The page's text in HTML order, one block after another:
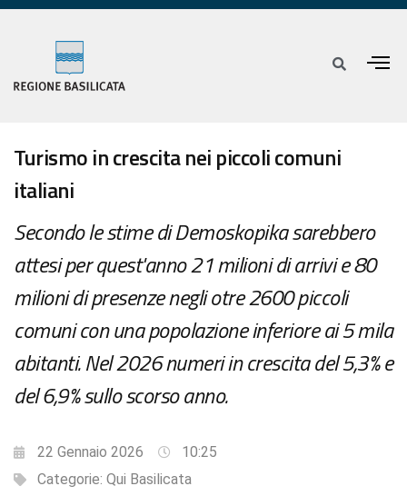
Turismo in crescita nei piccoli comuni
italiani
Secondo le stime di Demoskopika sarebbero
attesi per quest'anno 21 milioni di arrivi e 80
milioni di presenze negli otre 2600 piccoli
comuni con una popolazione inferiore ai 5 mila
abitanti. Nel 2026 numeri in crescita del 5,3% e
del 6,9% sullo scorso anno.
22 Gennaio 2026
10:25
Categorie: Qui Basilicata